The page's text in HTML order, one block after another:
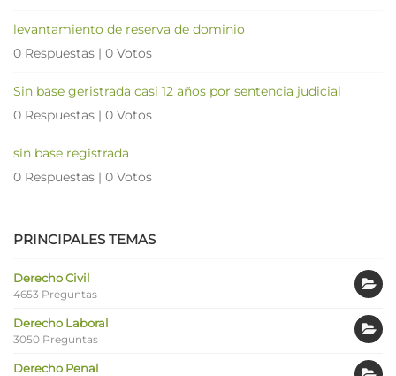
levantamiento de reserva de dominio
0 Respuestas | 0 Votos
Sin base geristrada casi 12 años por sentencia judicial
0 Respuestas | 0 Votos
sin base registrada
0 Respuestas | 0 Votos
PRINCIPALES TEMAS
Derecho Civil
4653 Preguntas
Derecho Laboral
3050 Preguntas
Derecho Penal